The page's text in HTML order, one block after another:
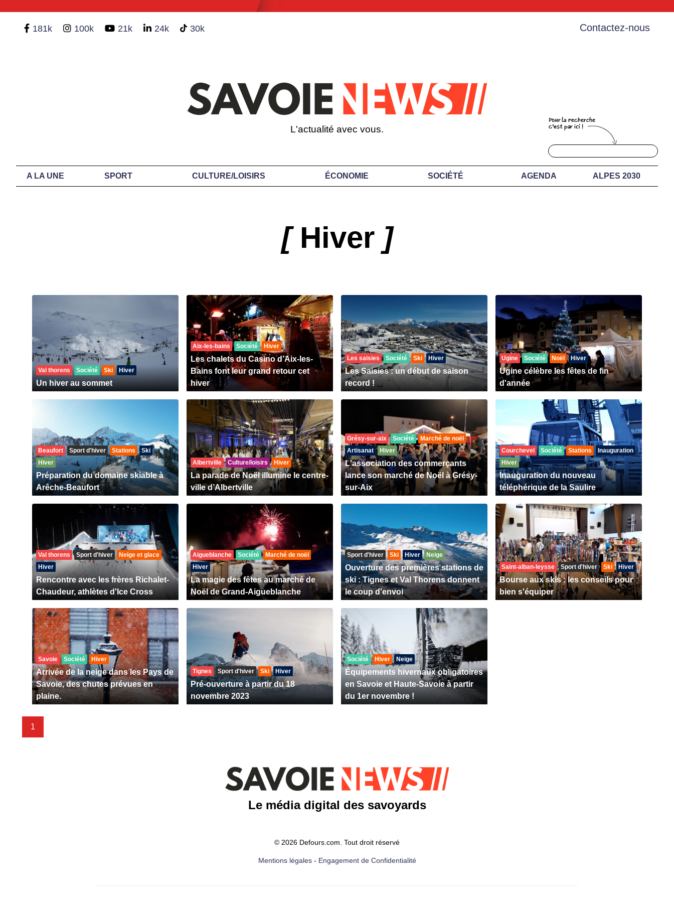
181k 100k 21k 24k 30k Contactez-nous
L'actualité avec vous.
A LA UNE SPORT CULTURE/LOISIRS ÉCONOMIE SOCIÉTÉ AGENDA ALPES 2030
[Hiver ]
Val thorens Société Ski Hiver
Un hiver au sommet
Aix-les-bains Société Hiver
Les chalets du Casino d’Aix-les-
Bains font leur grand retour cet
hiver
Les saisies Société Ski Hiver
Les Saisies : un début de saison
record !
Ugine Société Noël Hiver
Ugine célèbre les fêtes de fin
d'année
Beaufort Sport d'hiver Stations
Ski
Hiver
Préparation du domaine skiable à
Arêche-Beaufort
Albertville Culture/loisirs Hiver
La parade de Noël illumine le centre-
ville d’Albertville
Grésy-sur-aix Société
Marché de noël
Artisanat
Hiver
L'association des commerçants
lance son marché de Noël à Grésy-
sur-Aix
Courchevel Société Stations
Inauguration
Hiver
Inauguration du nouveau
téléphérique de la Saulire
Val thorens Sport d'hiver
Neige et glace
Hiver
Rencontre avec les frères Richalet-
Chaudeur, athlètes d'Ice Cross
Aigueblanche Société
Marché de noël
Hiver
La magie des fêtes au marché de
Noël de Grand-Aigueblanche
Sport d'hiver Ski Hiver Neige
Ouverture des premières stations de
ski : Tignes et Val Thorens donnent
le coup d'envoi
Saint-alban-leysse Sport d'hiver Ski Hiver
Bourse aux skis : les conseils pour
bien s'équiper
Savoie Société Hiver
Arrivée de la neige dans les Pays de
Savoie, des chutes prévues en
plaine.
Tignes Sport d'hiver Ski Hiver
Pré-ouverture à partir du 18
novembre 2023
Société Hiver Neige
Équipements hivernaux obligatoires
en Savoie et Haute-Savoie à partir
du 1er novembre !
1
Le média digital des savoyards
© 2026 Defours.com. Tout droit réservé
Mentions légales- Engagement de Confidentialité